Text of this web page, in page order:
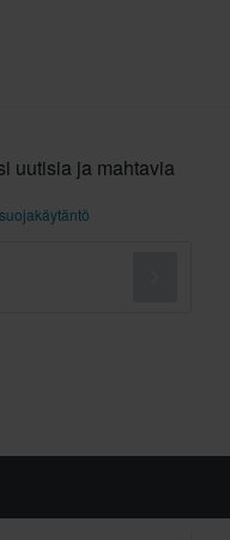
uutisia ja mahtavia